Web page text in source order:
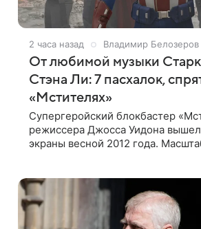
2 часа назад Владимир Белозеров
От любимой музыки
Стэна Ли: 7 пасхалок,
«Мстителях»
Супергеройский блокбастер
режиссера Джосса Уидона
экраны весной 2012 года.